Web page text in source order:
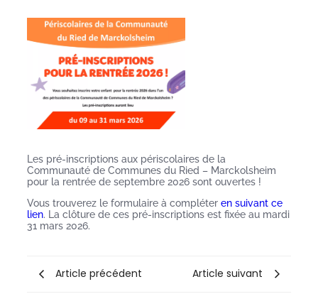
Les pré-inscriptions aux périscolaires de la
Communauté de Communes du Ried – Marckolsheim
pour la rentrée de septembre 2026 sont ouvertes !
Vous trouverez le formulaire à compléter en suivant ce
lien. La clôture de ces pré-inscriptions est fixée au mardi
31 mars 2026.
Article précédent Article suivant